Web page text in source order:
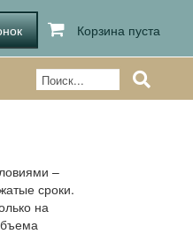
Корзина пуста
–
сроки.
на